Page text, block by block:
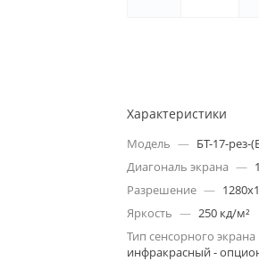
Характеристики
Модель — БТ-17-рез-
Диагональ экрана —
Разрешение —
Яркость — 250 кд/м²
Тип сенсорного экрана
инфракрасный -